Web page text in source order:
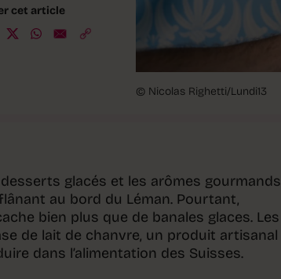
cet article
© Nicolas Righetti/Lundi13
glacés et les arômes gourmands
au bord du Léman. Pourtant,
bien plus que de banales glaces. Les
de lait de chanvre, un produit artisanal
dans l’alimentation des Suisses.